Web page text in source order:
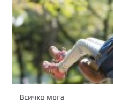
Всичко мога